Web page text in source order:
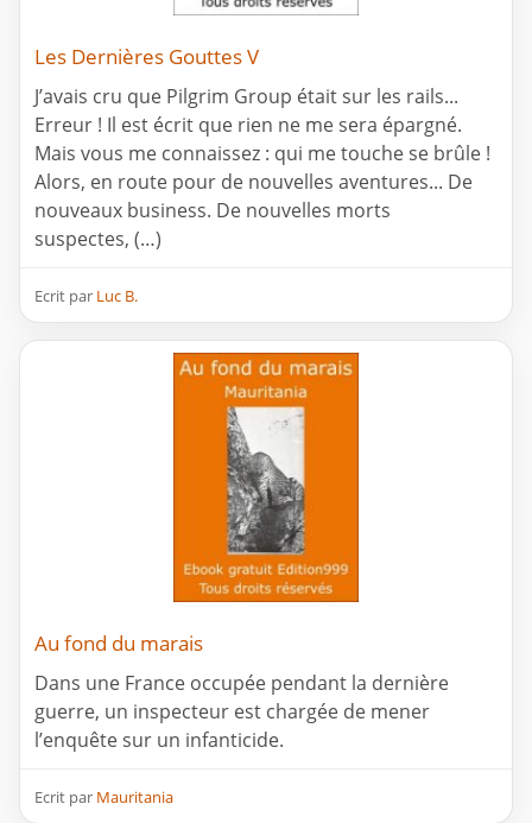
Les Dernières Gouttes V
J’avais cru que Pilgrim Group était sur les rails...
Erreur ! Il est écrit que rien ne me sera épargné.
Mais vous me connaissez : qui me touche se brûle !
Alors, en route pour de nouvelles aventures... De
nouveaux business. De nouvelles morts
suspectes, (…)
Ecrit par Luc B.
Au fond du marais
Dans une France occupée pendant la dernière
guerre, un inspecteur est chargée de mener
l’enquête sur un infanticide.
Ecrit par Mauritania